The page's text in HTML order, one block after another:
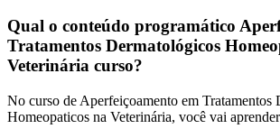
Qual o conteúdo programático
Tratamentos Dermatológicos
Veterinária curso?
No curso de Aperfeiçoamento em Tratamentos
Homeopaticos na Veterinária, você vai